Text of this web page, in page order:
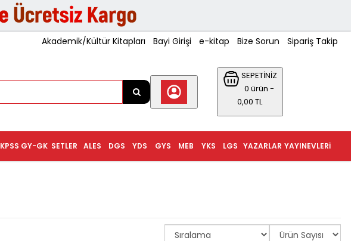
Akademik/Kültür Kitapları Bayi Girişi e-kitap Bize Sorun Sipariş Takip
SEPETİNİZ
0 ürün -
0,00 TL
YAYINEVLERI
YAZARLAR
LGS
YKS
MEB
GYS
YDS
DGS
ALES
SETLER
KPSS GY-GK